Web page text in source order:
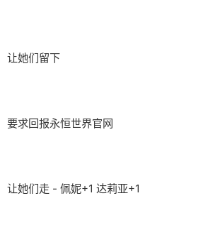
让她们留下
要求回报永恒世界官网
让她们走 - 佩妮+1 达莉亚+1